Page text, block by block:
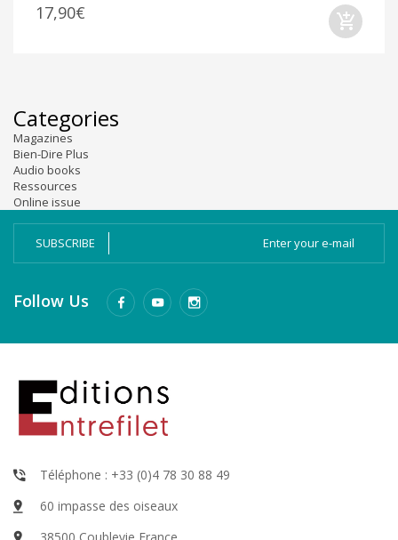
17,90€
Categories
Magazines
Bien-Dire Plus
Audio books
Ressources
Online issue
SUBSCRIBE
Follow Us
Téléphone : +33 (0)4 78 30 88 49
60 impasse des oiseaux